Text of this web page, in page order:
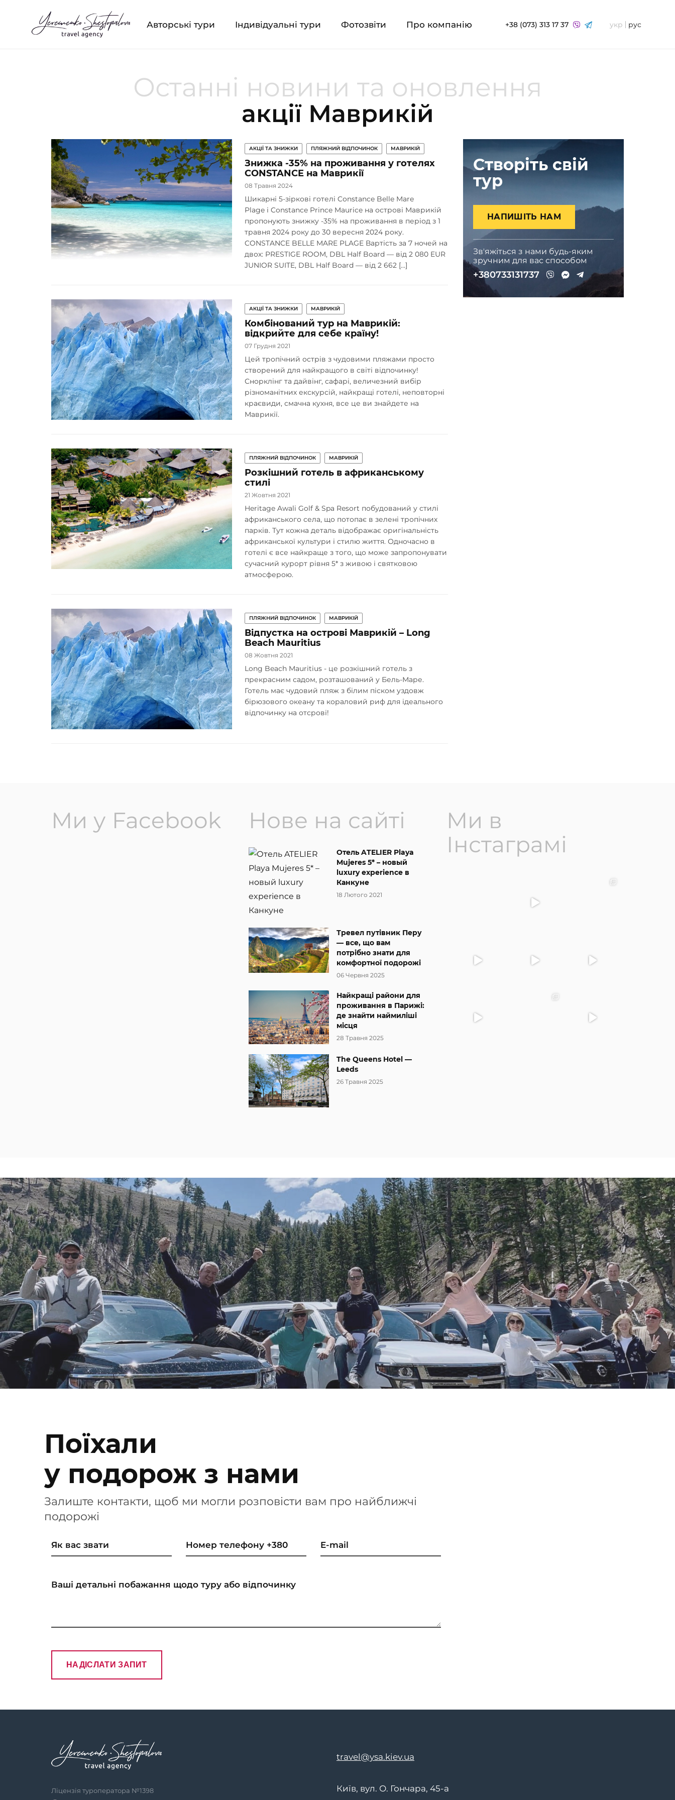
Авторські тури Індивідуальні тури Фотозвіти Про компанію +38 (073) 313 17 37 укр рус
Останні новини та оновлення
акції Маврикій
АКЦІЇ ТА ЗНИЖКИ ПЛЯЖНИЙ ВІДПОЧИНОК МАВРИКІЙ
Знижка -35% на проживання у готелях
CONSTANCE на Маврикії
08 Травня 2024
Шикарні 5-зіркові готелі Constance Belle Mare
Plage і Constance Prince Maurice на острові Маврикій
пропонують знижку -35% на проживання в період з 1
травня 2024 року до 30 вересня 2024 року.
CONSTANCE BELLE MARE PLAGE Вартість за 7 ночей на
двох: PRESTIGE ROOM, DBL Half Board — від 2 080 EUR
JUNIOR SUITE, DBL Half Board — від 2 662 […]
АКЦІЇ ТА ЗНИЖКИ МАВРИКІЙ
Комбінований тур на Маврикій:
відкрийте для себе країну!
07 Грудня 2021
Цей тропічний острів з чудовими пляжами просто
створений для найкращого в світі відпочинку!
Снорклінг та дайвінг, сафарі, величезний вибір
різноманітних екскурсій, найкращі готелі, неповторні
краєвиди, смачна кухня, все це ви знайдете на
Маврикії.
ПЛЯЖНИЙ ВІДПОЧИНОК МАВРИКІЙ
Розкішний готель в африканському
стилі
21 Жовтня 2021
Heritage Awali Golf & Spa Resort побудований у стилі
африканського села, що потопає в зелені тропічних
парків. Тут кожна деталь відображає оригінальність
африканської культури і стилю життя. Одночасно в
готелі є все найкраще з того, що може запропонувати
сучасний курорт рівня 5* з живою і святковою
атмосферою.
ПЛЯЖНИЙ ВІДПОЧИНОК МАВРИКІЙ
Відпустка на острові Маврикій – Long
Beach Mauritius
08 Жовтня 2021
Long Beach Mauritius - це розкішний готель з
прекрасним садом, розташований у Бель-Маре.
Готель має чудовий пляж з білим піском уздовж
бірюзового океану та кораловий риф для ідеального
відпочинку на отсрові!
Створіть свій
тур
НАПИШІТЬ НАМ
Звʼяжіться з нами будь-яким
зручним для вас способом
+380733131737
Ми у Facebook Нове на сайті
Отель ATELIER Playa
Mujeres 5* – новый
luxury experience в
Канкуне
18 Лютого 2021
Тревел путівник Перу
— все, що вам
потрібно знати для
комфортної подорожі
06 Червня 2025
Найкращі райони для
проживання в Парижі:
де знайти наймиліші
місця
28 Травня 2025
The Queens Hotel —
Leeds
26 Травня 2025
Ми в
Інстаграмі
Поїхали
у подорож з нами
Залиште контакти, щоб ми могли розповісти вам про найближчі
подорожі
Ліцензія туроператора №1398
travel@ysa.kiev.ua
Київ, вул. О. Гончара, 45-а